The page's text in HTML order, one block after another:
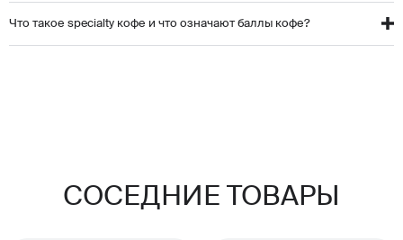
Что такое specialty кофе и что означают баллы кофе?
СОСЕДНИЕ ТОВАРЫ